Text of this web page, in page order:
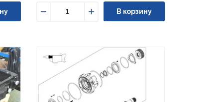
Увеличить
В корзину